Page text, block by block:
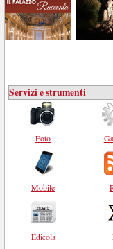
Servizi e strumenti
Foto
Mobile
Edicola